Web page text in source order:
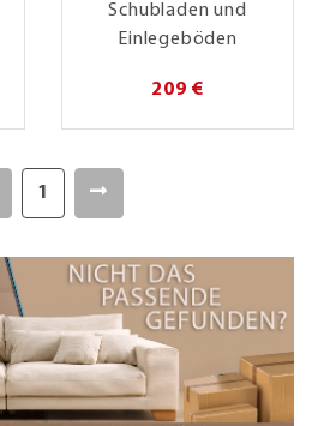
Schubladen und
Einlegeböden
209 €
1